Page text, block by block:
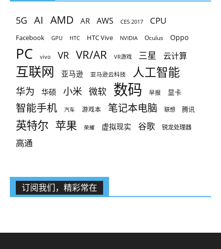
5G AI AMD AR AWS CES 2017 CPU
Facebook GPU HTC HTC Vive NVIDIA Oculus Oppo
PC vivo VR VR/AR VR游戏 三星 云计算
互联网 亚马逊 亚马逊云科技 人工智能
华为 华硕 小米 微软 数码 早报 显卡
智能手机 汽车 游戏本 笔记本电脑 联想 腾讯
英特尔 苹果 荣耀 虚拟现实 谷歌 锐龙处理器
高通
订阅我们，精彩常在